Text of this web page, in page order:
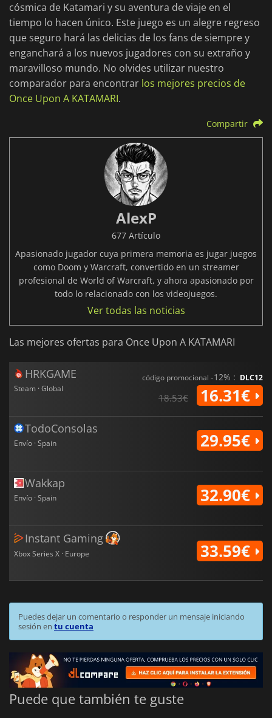
cósmica de Katamari y su aventura de viaje en el
tiempo lo hacen único. Este juego es un alegre regreso
que seguro hará las delicias de los fans de siempre y
enganchará a los nuevos jugadores con su extraño y
maravilloso mundo. No olvides utilizar nuestro
comparador para encontrar los mejores precios de
Once Upon A KATAMARI.
Compartir
AlexP
677 Artículo
Apasionado jugador cuya primera memoria es jugar juegos
como Doom y Warcraft, convertido en un streamer
profesional de World of Warcraft, y ahora apasionado por
todo lo relacionado con los videojuegos.
Ver todas las noticias
Las mejores ofertas para Once Upon A KATAMARI
HRKGAME
Steam · Global
código promocional -12% : DLC12
18.53€ 16.31€
TodoConsolas
Envío · Spain 29.95€
Wakkap
Envío · Spain 32.90€
Instant Gaming
Xbox Series X · Europe 33.59€
Puedes dejar un comentario o responder un mensaje iniciando
sesión en tu cuenta
Puede que también te guste